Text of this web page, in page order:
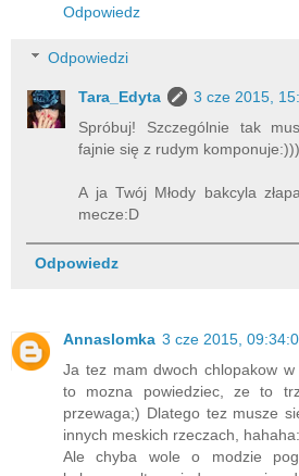
Odpowiedz
Odpowiedzi
Tara_Edyta
3 cze 2015,
Spróbuj! Szczególnie tak
fajnie się z rudym komponuje:)))
A ja Twój Młody bakcyla
mecze:D
Odpowiedz
Annaslomka 3 cze 2015,
Ja tez mam dwoch chlopakow w
to mozna powiedziec, ze to
przewaga;) Dlatego tez musze
innych meskich rzeczach,
Ale chyba wole o modzie